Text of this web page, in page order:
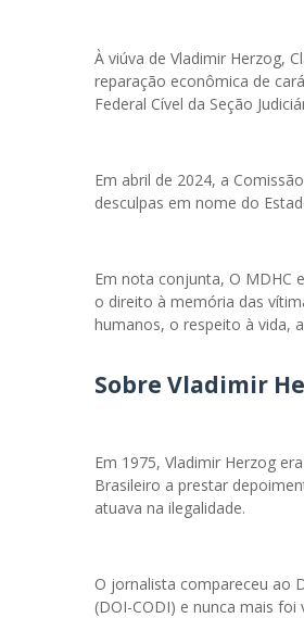
À viúva de Vladimir Herzog,
reparação econômica de
Federal Cível da Seção
Em abril de 2024, a
desculpas em nome do
Em nota conjunta, O MDHC
o direito à memória das
humanos, o respeito à vida,
Sobre Vladimir
Em 1975, Vladimir Herzog
Brasileiro a prestar
atuava na ilegalidade.
O jornalista compareceu ao
(DOI-CODI) e nunca mais